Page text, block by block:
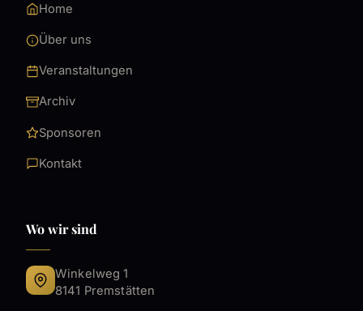
Home
Über uns
Veranstaltungen
Archiv
Sponsoren
Kontakt
Wo wir sind
Winkelweg 1
8141 Premstätten